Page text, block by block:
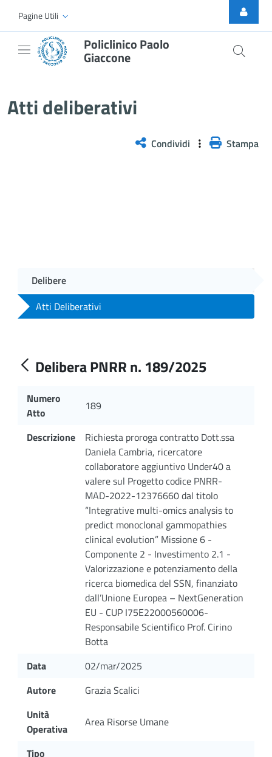
Skip to Main Content
Pagine Utili
Policlinico Paolo
Giaccone
Atti deliberativi
Condividi Stampa
Delibere
Atti Deliberativi
Delibera PNRR n. 189/2025
Numero
Atto
189
Descrizione
Richiesta proroga contratto Dott.ssa
Daniela Cambria, ricercatore
collaboratore aggiuntivo Under40 a
valere sul Progetto codice PNRR-
MAD-2022-12376660 dal titolo
“Integrative multi-omics analysis to
predict monoclonal gammopathies
clinical evolution” Missione 6 -
Componente 2 - Investimento 2.1 -
Valorizzazione e potenziamento della
ricerca biomedica del SSN, finanziato
dall’Unione Europea – NextGeneration
EU - CUP I75E22000560006-
Responsabile Scientifico Prof. Cirino
Botta
Data
02/mar/2025
Autore
Grazia Scalici
Unità
Operativa
Area Risorse Umane
Tipo